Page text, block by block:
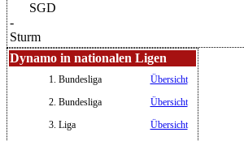
SGD
-
Sturm
Dynamo in nationalen Ligen
1. Bundesliga
Übersicht
2. Bundesliga
Übersicht
3. Liga
Übersicht